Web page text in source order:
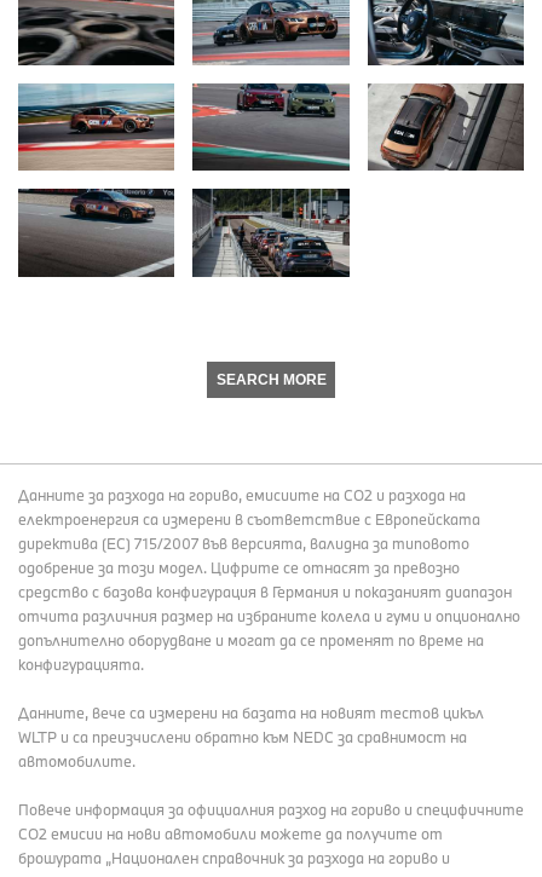
SEARCH MORE
Данните за разхода на гориво, емисиите на СО2 и разхода на
електроенергия са измерени в съответствие с Европейската
директива (EC) 715/2007 във версията, валидна за типовото
одобрение за този модел. Цифрите се отнасят за превозно
средство с базова конфигурация в Германия и показаният диапазон
отчита различния размер на избраните колела и гуми и опционално
допълнително оборудване и могат да се променят по време на
конфигурацията.
Данните, вече са измерени на базата на новият тестов цикъл
WLTP и са преизчислени обратно към NEDC за сравнимост на
автомобилите.
Повече информация за официалния разход на гориво и специфичните
СО2 емисии на нови автомобили можете да получите от
брошурата „Национален справочник за разхода на гориво и